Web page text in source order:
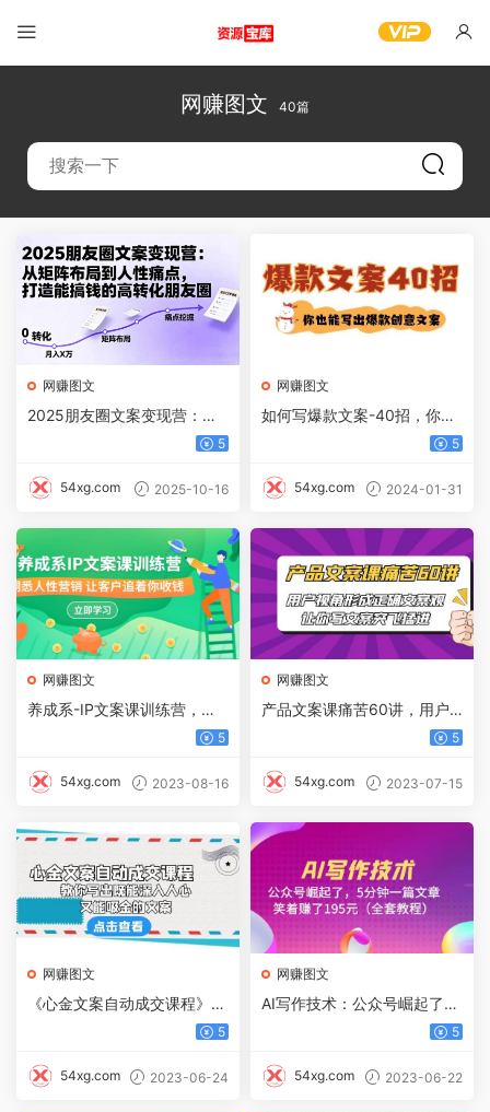
网赚图文 40篇
网赚图文
2025朋友圈文案变现营：从
矩阵布局到人性痛点，打造能
5
54xg.com 2025-10-16
网赚图文
如何写爆款文案-40招，你也
5
54xg.com 2024-01-31
网赚图文
养成系-IP文案课训练营，文
案心法的天花板 洞悉人性营 5
54xg.com 2023-08-16
网赚图文
产品文案课痛苦60讲，用户
视角形成正确文案观，让你写
5
54xg.com 2023-07-15
网赚图文
《心金文案自动成交课程》
教你写出既能深入人心、又能
5
54xg.com 2023-06-24
网赚图文
AI写作技术：公众号崛起了，
5分钟一篇文章，笑着赚了195
54xg.com 2023-06-22